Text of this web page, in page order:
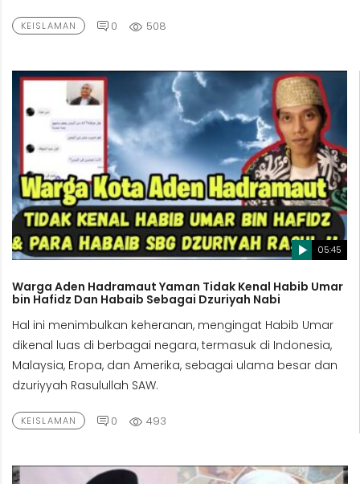
KEISLAMAN 0 508
05:45
Warga Aden Hadramaut Yaman Tidak Kenal Habib Umar
bin Hafidz Dan Habaib Sebagai Dzuriyah Nabi
Hal ini menimbulkan keheranan, mengingat Habib Umar
dikenal luas di berbagai negara, termasuk di Indonesia,
Malaysia, Eropa, dan Amerika, sebagai ulama besar dan
dzuriyyah Rasulullah SAW.
KEISLAMAN 0 493